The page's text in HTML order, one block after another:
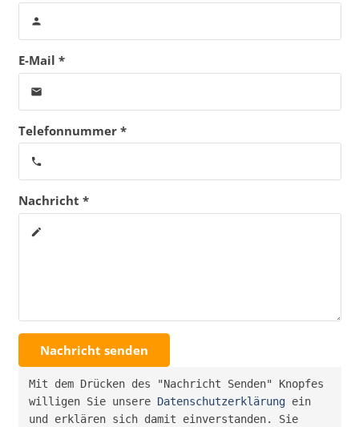
person
E-Mail *
email
Telefonnummer *
phone
Nachricht *
create
Nachricht senden
Mit dem Drücken des "Nachricht Senden" Knopfes
willigen Sie unsere Datenschutzerklärung ein
und erklären sich damit einverstanden. Sie